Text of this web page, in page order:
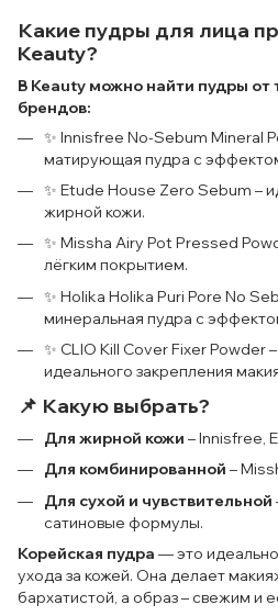
Какие пудры для лица
Keauty?
В Keauty можно найти пудры от
брендов:
✨ Innisfree No-Sebum Mineral
матирующая пудра с
✨ Etude House Zero Sebum –
жирной кожи.
✨ Missha Airy Pot Pressed
лёгким покрытием.
✨ Holika Holika Puri Pore No
минеральная пудра с
✨ CLIO Kill Cover Fixer Powder
идеального закрепления
📌 Какую выбрать?
Для жирной кожи – Innisfree,
Для комбинированной –
Для сухой и чувствительной
сатиновые формулы.
Корейская пудра — это
ухода за кожей. Она делает
бархатистой, а образ – свежим и